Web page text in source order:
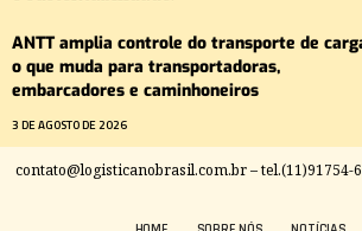
ANTT amplia controle do transporte de
o que muda para transportadoras,
embarcadores e caminhoneiros
3 DE AGOSTO DE 2026
contato@logisticanobrasil.com.br– tel.(11)91754-